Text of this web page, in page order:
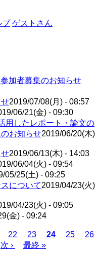
プ ゲストさん
加者募集のお知らせ
2019/07/08(月) - 08:57
06/21(金) - 09:30
用したレポート・論文の
お知らせ2019/06/20(木)
2019/06/13(木) - 14:03
06/04(火) - 09:54
05/25(土) - 09:25
について2019/04/23(火)
04/23(火) - 09:05
金) - 09:24
ペ
ー
22
ペ
ー
23
カ
24
ペ
25
ペ
26
次
次 ›
最
最終 »